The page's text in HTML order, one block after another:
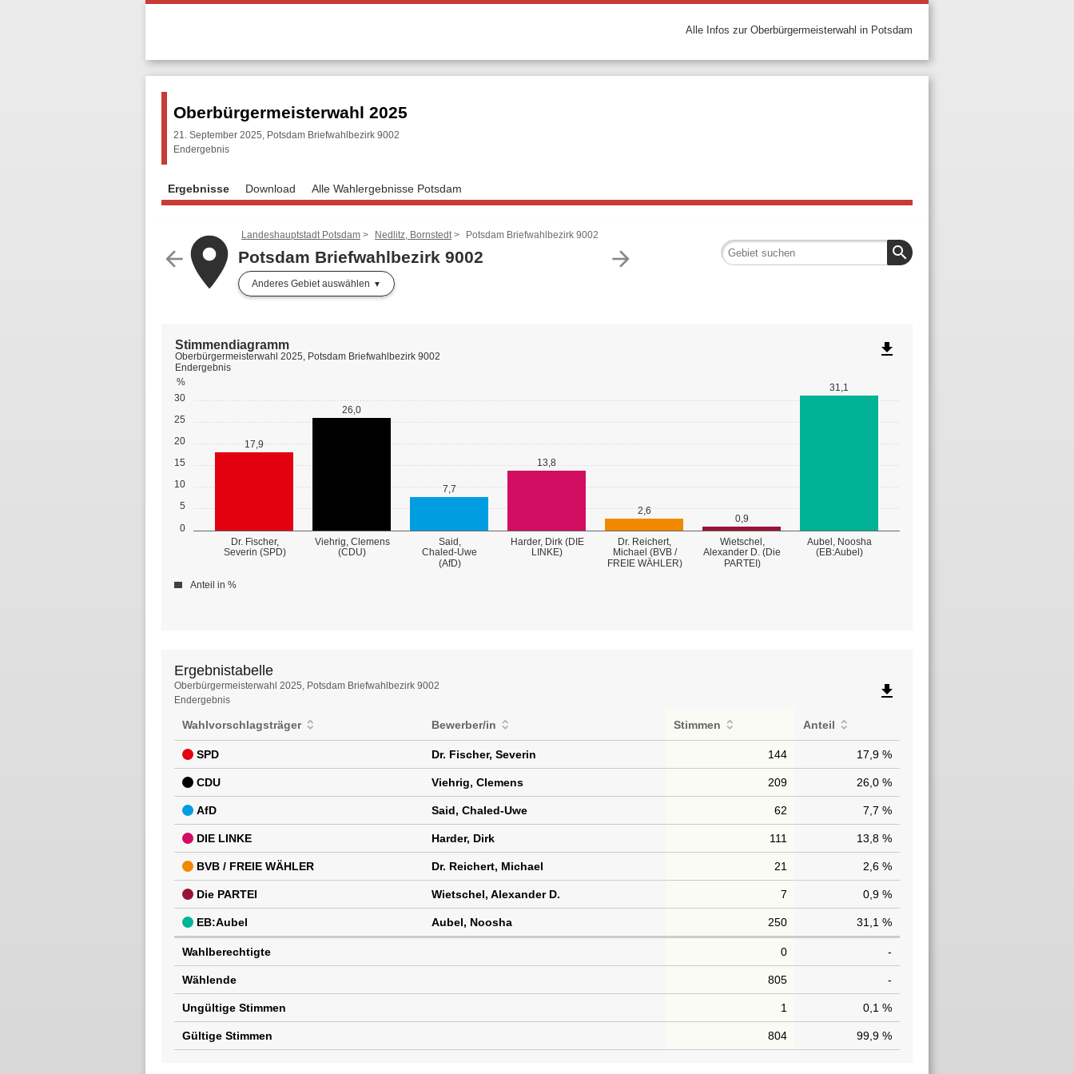
Alle Infos zur Oberbürgermeisterwahl in Potsdam
Oberbürgermeisterwahl 2025
21. September 2025, Potsdam Briefwahlbezirk 9002
Endergebnis
Ergebnisse Download Alle Wahlergebnisse Potsdam
arrow_back arrow_forward
placeLandeshauptstadt Potsdam Nedlitz, Bornstedt Potsdam Briefwahlbezirk 9002
Potsdam Briefwahlbezirk 9002
Anderes Gebiet auswählen
search
0
5
10
15
20
25
30
%
Dr. Fischer,
Severin (SPD)
Viehrig, Clemens
(CDU)
Said,
Chaled-Uwe
(AfD)
Harder, Dirk (DIE
LINKE)
Dr. Reichert,
Michael (BVB /
FREIE WÄHLER)
Wietschel,
Alexander D. (Die
PARTEI)
Aubel, Noosha
(EB:Aubel)
17,9
26,0
7,7
13,8
2,6
0,9
31,1
Stimmendiagramm
Oberbürgermeisterwahl 2025, Potsdam Briefwahlbezirk 9002
Endergebnis
Anteil in %
file_download
Ergebnistabelle
Ergebnistabelle
Oberbürgermeisterwahl 2025, Potsdam Briefwahlbezirk 9002
Endergebnis
file_download
Wahlvorschlagsträger Bewerber/in Stimmen Anteil
SPD Dr. Fischer, Severin 144 17,9 %
CDU Viehrig, Clemens 209 26,0 %
AfD Said, Chaled-Uwe 62 7,7 %
DIE LINKE Harder, Dirk 111 13,8 %
BVB / FREIE WÄHLER Dr. Reichert, Michael 21 2,6 %
Die PARTEI Wietschel, Alexander D. 7 0,9 %
EB:Aubel Aubel, Noosha 250 31,1 %
Wahlberechtigte 0 -
Wählende 805 -
Ungültige Stimmen 1 0,1 %
Gültige Stimmen 804 99,9 %